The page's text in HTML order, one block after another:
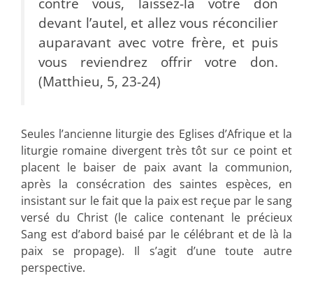
devant l’autel, et allez vous réconcilier
auparavant avec votre frère, et puis
vous reviendrez offrir votre don.
(Matthieu, 5, 23-24)
Seules l’ancienne liturgie des Eglises d’Afrique et la
liturgie romaine divergent très tôt sur ce point et
placent le baiser de paix avant la communion,
après la consécration des saintes espèces, en
insistant sur le fait que la paix est reçue par le sang
versé du Christ (le calice contenant le précieux
Sang est d’abord baisé par le célébrant et de là la
paix se propage). Il s’agit d’une toute autre
perspective.